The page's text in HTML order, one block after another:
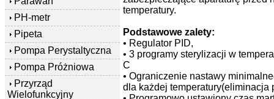
PH-metr
Pipeta
Pompa Perystaltyczna
Pompa Próżniowa
Przyrząd
Wielofunkcyjny
temperatury.
Podstawowe zalety:
• Regulator PID,
• 3 programy sterylizacji w
C
• Ograniczenie nastawy
dla każdej temperatury(eliminacja